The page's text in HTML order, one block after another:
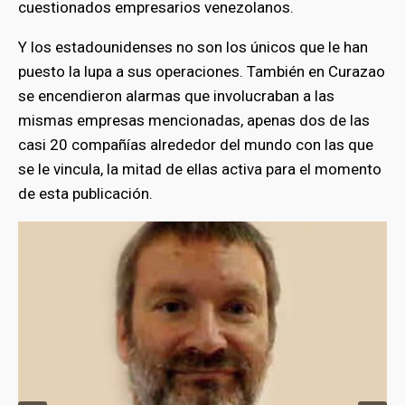
cuestionados empresarios venezolanos.
Y los estadounidenses no son los únicos que le han
puesto la lupa a sus operaciones. También en Curazao
se encendieron alarmas que involucraban a las
mismas empresas mencionadas, apenas dos de las
casi 20 compañías alrededor del mundo con las que
se le vincula, la mitad de ellas activa para el momento
de esta publicación.